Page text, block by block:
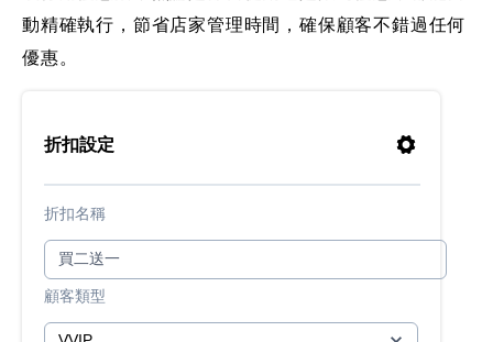
動精確執行，節省店家管理時間，確保顧客不錯過任何
優惠。
折扣設定
折扣名稱
顧客類型